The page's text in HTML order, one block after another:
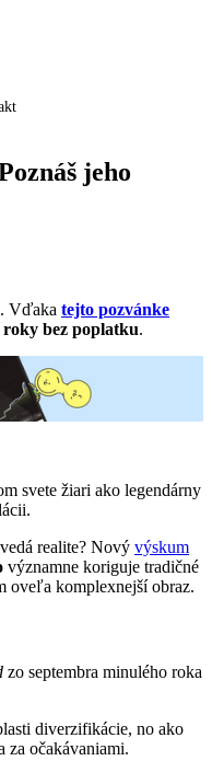
jeho
Vďaka tejto pozvánke
roky bez poplatku.
svete žiari ako legendárny
realite? Nový výskum
významne koriguje tradičné
oveľa komplexnejší obraz.
zo septembra minulého roka
diverzifikácie, no ako
za očakávaniami.